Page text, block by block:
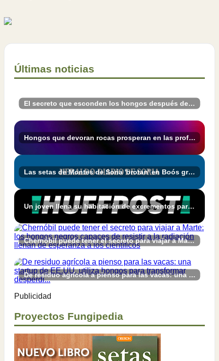
Últimas noticias
El secreto que esconden los hongos después de la lluvia
Hongos que devoran rocas prosperan en las profundidades de la Tierra
Las setas de Montes de Soria 'brotan' en Boós gracias a MICOhábitats - Heraldo-Diario de Soria
Un joven llena su habitación de excrementos para grabar los hongos que crecen en ellos: "Tengo un compañero de piso muy comprensivo"
Chernóbil puede tener el secreto para viajar a Marte: los hongos negros capaces de resistir a la radiación llenan de esperanza a los científicos
De residuo agrícola a pienso para las vacas: una startup de EE.UU. utiliza hongos para transformar desperdi...
Publicidad
Proyectos Fungipedia